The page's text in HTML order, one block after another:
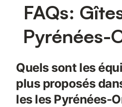
FAQs:
Pyrénées-
Quels sont les
plus proposés
les les Pyrénées-